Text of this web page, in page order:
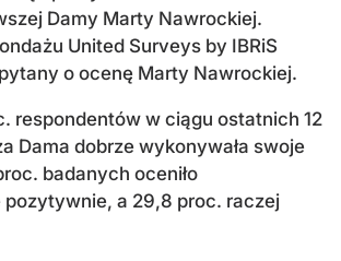
Damy Marty Nawrockiej.
United Surveys by IBRiS
o ocenę Marty Nawrockiej.
respondentów w ciągu ostatnich 12
Dama dobrze wykonywała swoje
badanych oceniło
a 29,8 proc. raczej